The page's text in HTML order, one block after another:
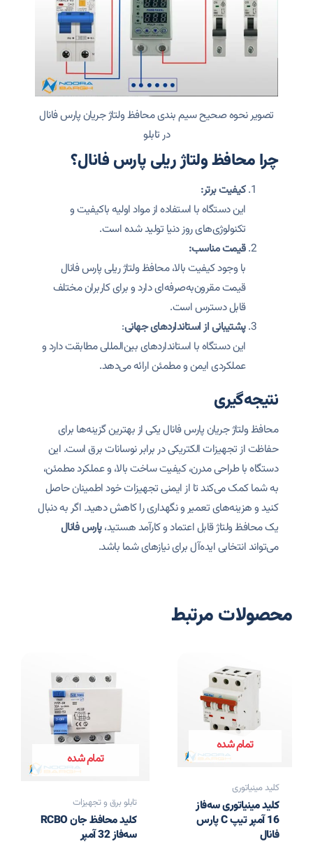
تصویر نحوه صحیح سیم بندی محافظ ولتاژ جریان پارس فانال
در تابلو
چرا محافظ ولتاژ ریلی پارس فانال؟
کیفیت برتر:
این دستگاه با استفاده از مواد اولیه باکیفیت و
تکنولوژی‌های روز دنیا تولید شده است.
قیمت مناسب:
با وجود کیفیت بالا، محافظ ولتاژ ریلی پارس فانال
قیمت مقرون‌به‌صرفه‌ای دارد و برای کاربران مختلف
قابل دسترس است.
پشتیبانی از استانداردهای جهانی:
این دستگاه با استانداردهای بین‌المللی مطابقت دارد و
عملکردی ایمن و مطمئن ارائه می‌دهد.
نتیجه‌گیری
محافظ ولتاژ جریان پارس فانال یکی از بهترین گزینه‌ها برای
حفاظت از تجهیزات الکتریکی در برابر نوسانات برق است. این
دستگاه با طراحی مدرن، کیفیت ساخت بالا، و عملکرد مطمئن،
به شما کمک می‌کند تا از ایمنی تجهیزات خود اطمینان حاصل
کنید و هزینه‌های تعمیر و نگهداری را کاهش دهید. اگر به دنبال
یک محافظ ولتاژ قابل اعتماد و کارآمد هستید،پارس فانال
می‌تواند انتخابی ایده‌آل برای نیازهای شما باشد.
محصولات مرتبط
تمام شده
کلید مینیاتوری
کلید مینیاتوری سه‌فاز
16 آمپر تیپ C پارس
فانال
تمام شده
تابلو برق و تجهیزات
کلید محافظ جان RCBO
سه‌فاز 32 آمپر